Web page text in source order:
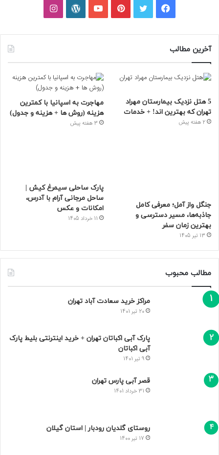
فیسبوکتوییترپینتریستیوتیوبوردپرساینستاگرام
آخرین مطالب
5 هتل نزدیک بیمارستان مهراد
تهران که بهترین‌ اند! + خدمات
2 هفته پیش
مهاجرت به اسپانیا با کمترین
هزینه (روش ها + هزینه و جدول)
3 هفته پیش
جنگل واز آمل؛ معرفی کامل
جاذبه‌ها، مسیر دسترسی و
بهترین زمان سفر
13 تیر 1405
پارک ساحلی سیمرغ کیش |
ساحل مرجانی آرام با آدرس،
امکانات و عکس
11 خرداد 1405
مطالب محبوب
مراکز خرید سعادت‌ آباد تهران
20 تیر 1401
پارک آبی اکباتان تهران + خرید اینترنتی بلیط پارک
آبی اکباتان
9 تیر 1401
قصر آبی پارس تهران
31 خرداد 1401
روستای گلدیان رودبار | استان گیلان
17 تیر 1400